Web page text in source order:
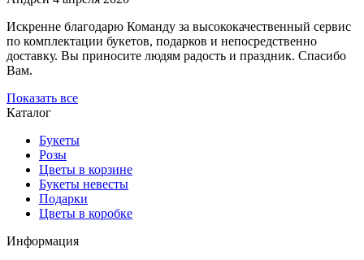
Искренне благодарю Команду за высококачественный сервис
по комплектации букетов, подарков и непосредственно
доставку. Вы приносите людям радость и праздник. Спасибо
Вам.
Показать все
Каталог
Букеты
Розы
Цветы в корзине
Букеты невесты
Подарки
Цветы в коробке
Информация